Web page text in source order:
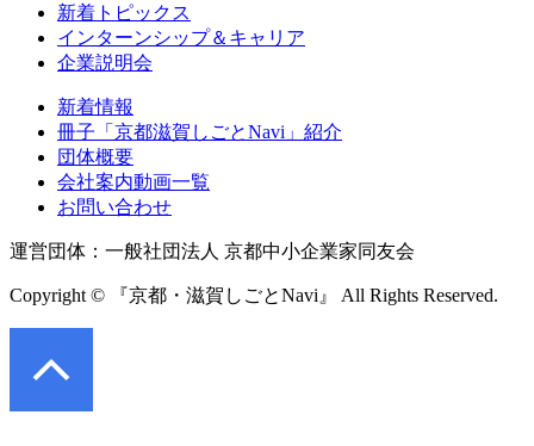
新着トピックス
インターンシップ＆キャリア
企業説明会
新着情報
冊子「京都滋賀しごとNavi」紹介
団体概要
会社案内動画一覧
お問い合わせ
運営団体：一般社団法人 京都中小企業家同友会
Copyright © 『京都・滋賀しごとNavi』 All Rights Reserved.